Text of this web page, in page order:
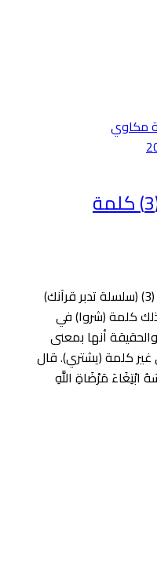
مكاوي
سلسلة تدبر قرآنك (3) كلمة
كتبه: محمد مكاوي #تدبر_قرآنك (3) (سلسلة تدبر قرآنك)
كلمة (شروا) في
أنها بمعنى
غير كلمة (يشتري). قال
مَرْضَاةِ اللَّهِ